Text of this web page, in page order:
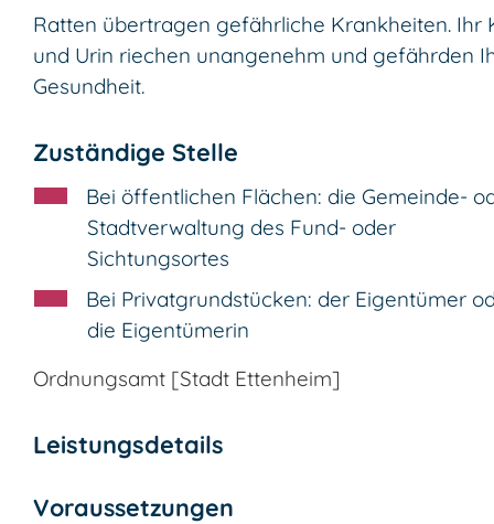
Ratten übertragen gefährliche Krankheiten. Ihr
und Urin riechen unangenehm und gefährden
Gesundheit.
Zuständige Stelle
Bei öffentlichen Flächen: die Gemeinde-
Stadtverwaltung des Fund- oder
Sichtungsortes
Bei Privatgrundstücken: der Eigentümer
die Eigentümerin
Ordnungsamt [Stadt Ettenheim]
Leistungsdetails
Voraussetzungen